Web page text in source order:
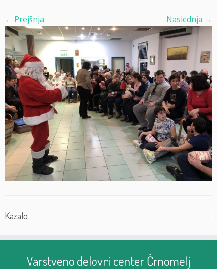
← Prejšnja Naslednja →
Kazalo
Varstveno delovni center Črnomelj